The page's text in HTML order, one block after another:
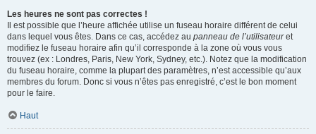
Les heures ne sont pas correctes !
Il est possible que l’heure affichée utilise un fuseau horaire différent de celui
dans lequel vous êtes. Dans ce cas, accédez au panneau de l’utilisateuret
modifiez le fuseau horaire afin qu’il corresponde à la zone où vous vous
trouvez (ex : Londres, Paris, New York, Sydney, etc.). Notez que la modification
du fuseau horaire, comme la plupart des paramètres, n’est accessible qu’aux
membres du forum. Donc si vous n’êtes pas enregistré, c’est le bon moment
pour le faire.
Haut